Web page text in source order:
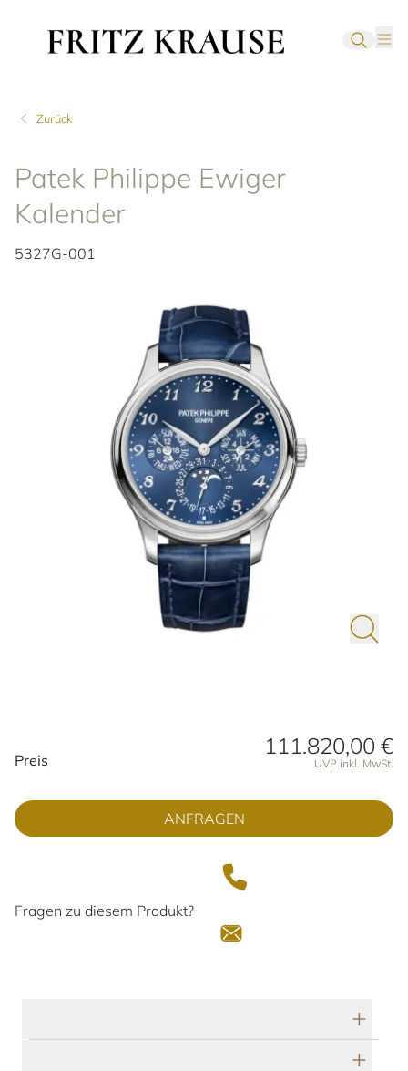
Zurück
Patek Philippe Ewiger
Kalender
5327G-001
Preisinformationen
Preis
111.820,00 €
UVP inkl. MwSt.
ANFRAGEN
Fragen zu diesem Produkt?